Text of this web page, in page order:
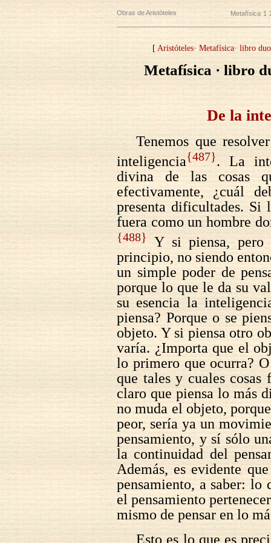
Obras de Aristóteles Metafísica 1
[ Aristóteles· Metafísica· libro
Metafísica · libro
De la
Tenemos que
inteligencia{487}. La
divina de las cosas
efectivamente, ¿cuál
presenta dificultades. Si
fuera como un hombre
{488} Y si piensa, pero
principio, no siendo
un simple poder de
porque lo que le da su
su esencia la
piensa? Porque o se
objeto. Y si piensa otro
varía. ¿Importa que el
lo primero que ocurra?
que tales y cuales cosas
claro que piensa lo más
no muda el objeto,
peor, sería ya un
pensamiento, y sí sólo
la continuidad del
Además, es evidente
pensamiento, a saber: lo
el pensamiento
mismo de pensar en lo
Esto es lo que es